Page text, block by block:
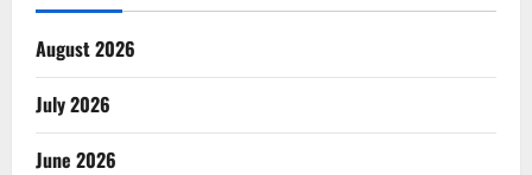
August 2026
July 2026
June 2026